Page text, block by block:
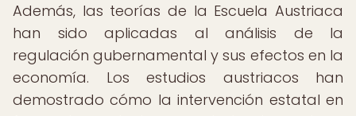
Además, las teorías de la Escuela Austriaca
han sido aplicadas al análisis de la
regulación gubernamental y sus efectos en la
economía. Los estudios austriacos han
demostrado cómo la intervención estatal en